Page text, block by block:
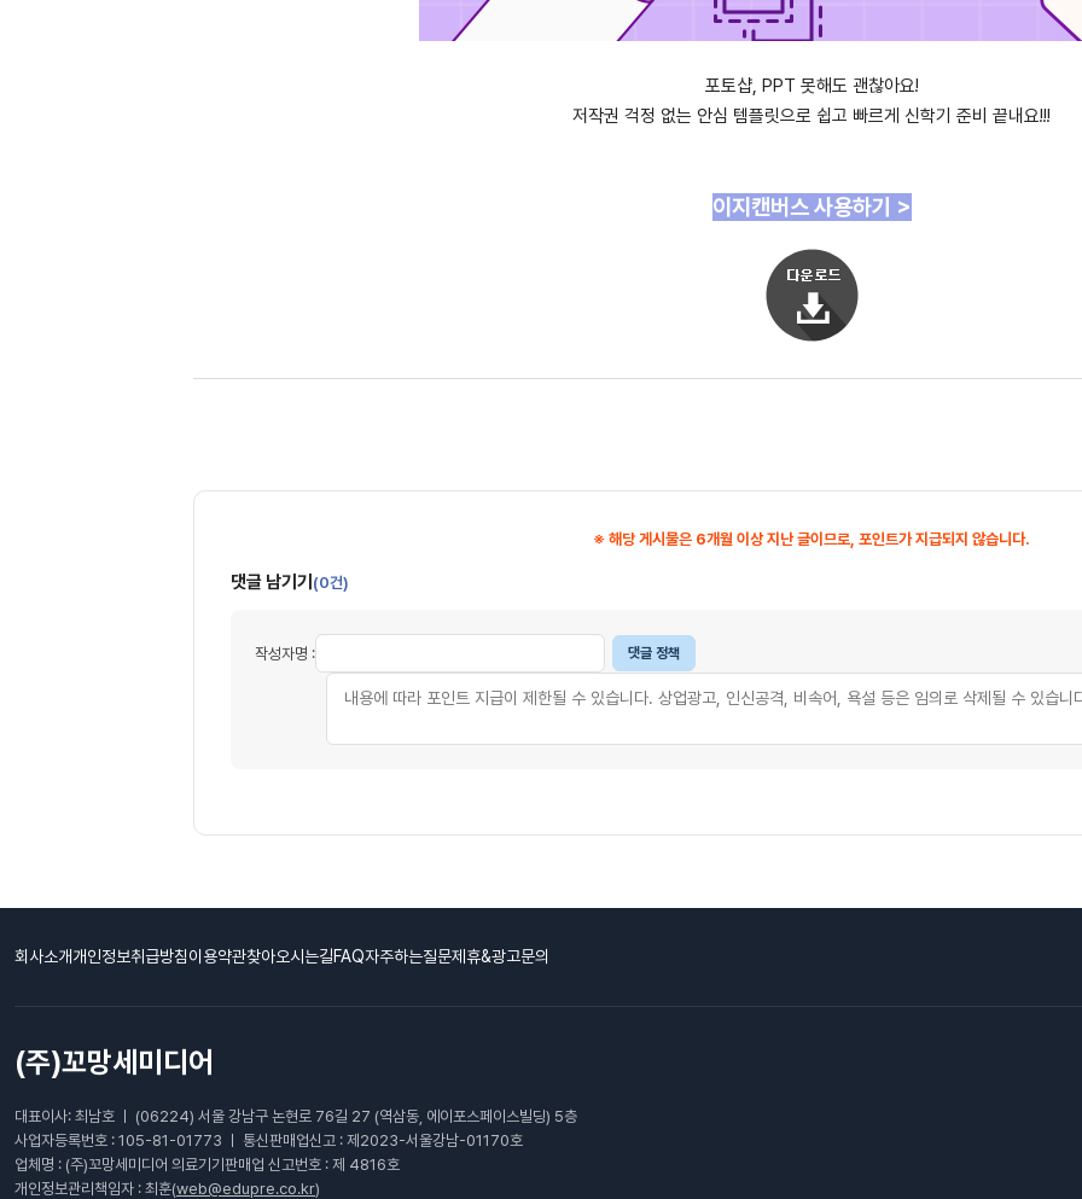
포토샵, PPT 못해도 괜찮아요!
저작권 걱정 없는 안심 템플릿으로 쉽고 빠르게 신학기 준비 끝내요!!!
이지캔버스 사용하기 >
※ 해당 게시물은 6개월 이상 지난 글이므로, 포인트가 지급되지 않습니다.
댓글 남기기 (0건)
작성자명 : 댓글 정책
회사소개개인정보취급방침이용약관찾아오시는길FAQ자주하는질문제휴&광고문의
(주)꼬망세미디어
대표이사: 최남호 ㅣ (06224) 서울 강남구 논현로 76길 27 (역삼동, 에이포스페이스빌딩) 5층
사업자등록번호 : 105-81-01773 ㅣ 통신판매업신고 : 제2023-서울강남-01170호
업체명 : (주)꼬망세미디어 의료기기판매업 신고번호 : 제 4816호
개인정보관리책임자 : 최훈(web@edupre.co.kr)